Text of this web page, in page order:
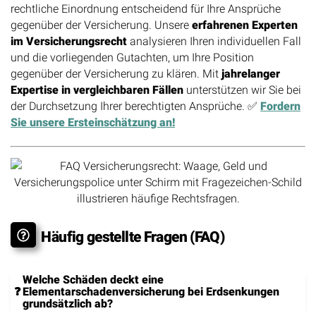
rechtliche Einordnung entscheidend für Ihre Ansprüche
gegenüber der Versicherung. Unsere erfahrenen Experten
im Versicherungsrecht analysieren Ihren individuellen Fall
und die vorliegenden Gutachten, um Ihre Position
gegenüber der Versicherung zu klären. Mit jahrelanger
Expertise in vergleichbaren Fällen unterstützen wir Sie bei
der Durchsetzung Ihrer berechtigten Ansprüche. ✅ Fordern
Sie unsere Ersteinschätzung an!
Häufig gestellte Fragen (FAQ)
Welche Schäden deckt eine
Elementarschadenversicherung bei Erdsenkungen
grundsätzlich ab?